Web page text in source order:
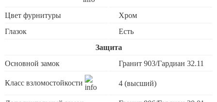
Цвет фурнитуры
Хром
Глазок
Есть
Защита
Основной замок
Гранит 903/Гардиан 32.11
Класс взломостойкости 4 (высший)